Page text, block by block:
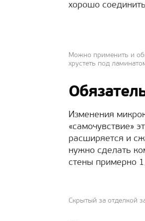
хорошо
Можно применить и
хрустеть под
Изменения
«самочувствие»
расширяется и
нужно сделать
стены примерно
Скрытый за отделкой